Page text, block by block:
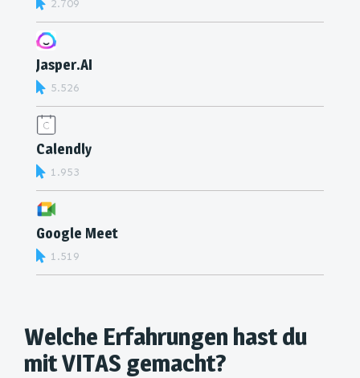
2.709
Jasper.AI
5.526
Calendly
1.953
Google Meet
1.519
Welche Erfahrungen hast du
mit VITAS gemacht?